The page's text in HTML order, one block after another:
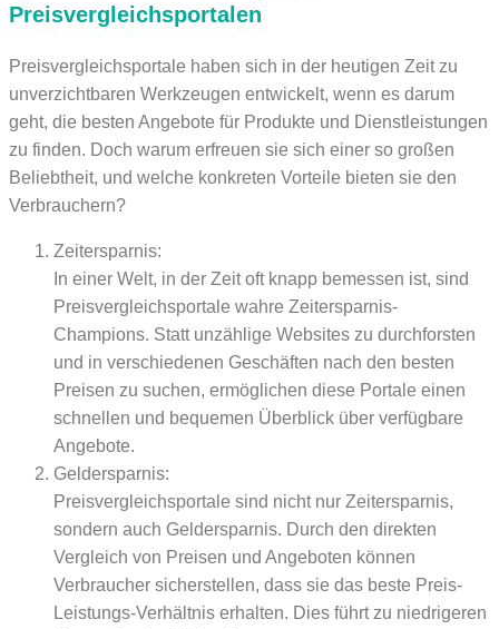
Preisvergleichsportalen
Preisvergleichsportale haben sich in der heutigen Zeit zu
unverzichtbaren Werkzeugen entwickelt, wenn es darum
geht, die besten Angebote für Produkte und Dienstleistungen
zu finden. Doch warum erfreuen sie sich einer so großen
Beliebtheit, und welche konkreten Vorteile bieten sie den
Verbrauchern?
Zeitersparnis:
In einer Welt, in der Zeit oft knapp bemessen ist, sind
Preisvergleichsportale wahre Zeitersparnis-
Champions. Statt unzählige Websites zu durchforsten
und in ​ verschiedenen Geschäften nach den besten
Preisen zu suchen, ermöglichen diese Portale einen
schnellen und bequemen Überblick über verfügbare
Angebote.
Geldersparnis:
Preisvergleichsportale sind nicht nur Zeitersparnis,
sondern auch Geldersparnis. Durch den direkten
Vergleich von Preisen und Angeboten können
Verbraucher sicherstellen, dass sie das beste Preis-
Leistungs-Verhältnis erhalten. Dies führt zu niedrigeren